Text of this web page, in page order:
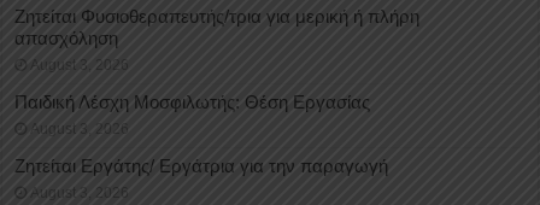
Ζητείται Φυσιοθεραπευτής/τρια για μερική ή πλήρη
απασχόληση
August 3, 2026
Παιδική Λέσχη Μοσφιλωτής: Θέση Εργασίας
August 3, 2026
Ζητείται Εργάτης/ Εργάτρια για την παραγωγή
August 3, 2026